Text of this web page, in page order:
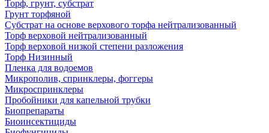
Торф, грунт, субстрат
Грунт торфяной
Субстрат на основе верхового торфа нейтрализованный
Торф верховой нейтрализованный
Торф верховой низкой степени разложения
Торф Низинный
Пленка для водоемов
Микрополив, спринклеры, фоггеры
Микроспринклеры
Пробойники для капельной трубки
Биопрепараты
Биоинсектициды